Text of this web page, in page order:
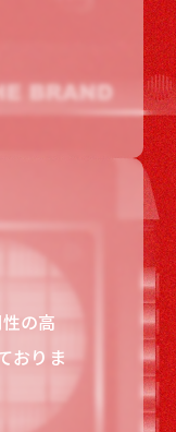
の高
おりま